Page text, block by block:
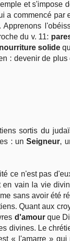
et s'impose
a commencé par
du v. 11:
nourriture solide
: devenir de
sortis du
: unSeigneur,
ce n'est pas
vain la vie
sans avoir été
Quant aux
d'amourque
divines. Le
« l'amarre » qui